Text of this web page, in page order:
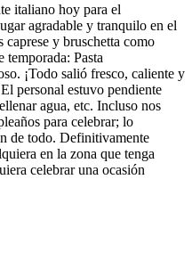
italiano hoy para el
agradable y tranquilo en el
y bruschetta como
temporada: Pasta
¡Todo salió fresco, caliente y
personal estuvo pendiente
agua, etc. Incluso nos
para celebrar; lo
de todo. Definitivamente
en la zona que tenga
celebrar una ocasión